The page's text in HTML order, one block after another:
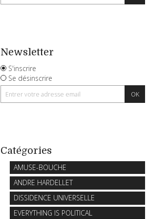
Newsletter
S'inscrire
Se désinscrire
Catégories
AMUSE-BOUCHE
ANDRE HARDELLET
DISSIDENCE UNIVERSELLE
EVERYTHING IS POLITICAL